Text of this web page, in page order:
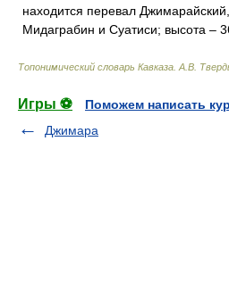
находится перевал
Мидаграбин и Суатиси; высота –
Топонимический словарь Кавказа А.В.
Игры ⚽
Поможем написать
Джимара